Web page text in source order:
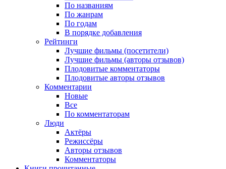
По названиям
По жанрам
По годам
В порядке добавления
Рейтинги
Лучшие фильмы (посетители)
Лучшие фильмы (авторы отзывов)
Плодовитые комментаторы
Плодовитые авторы отзывов
Комментарии
Новые
Все
По комментаторам
Люди
Актёры
Режиссёры
Авторы отзывов
Комментаторы